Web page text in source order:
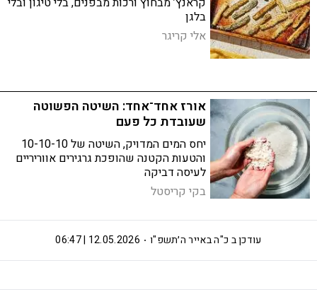
בלגן
אלי קריגר
אורז אחד־אחד: השיטה הפשוטה
שעובדת כל פעם
יחס המים המדויק, השיטה של 10-10-10
והטעות הקטנה שהופכת גרגירים אווריריים
לעיסה דביקה
בקי קריסטל
כ"ה באייר ה׳תשפ"ו 12.05.2026 | 06:47 עודכן ב